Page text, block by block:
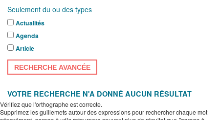
Seulement du ou des types
Actualités
Agenda
Article
RECHERCHE AVANCÉE
VOTRE RECHERCHE N'A DONNÉ AUCUN RÉSULTAT
Vérifiez que l'orthographe est correcte.
Supprimez les guillemets autour des expressions pour rechercher chaque mot